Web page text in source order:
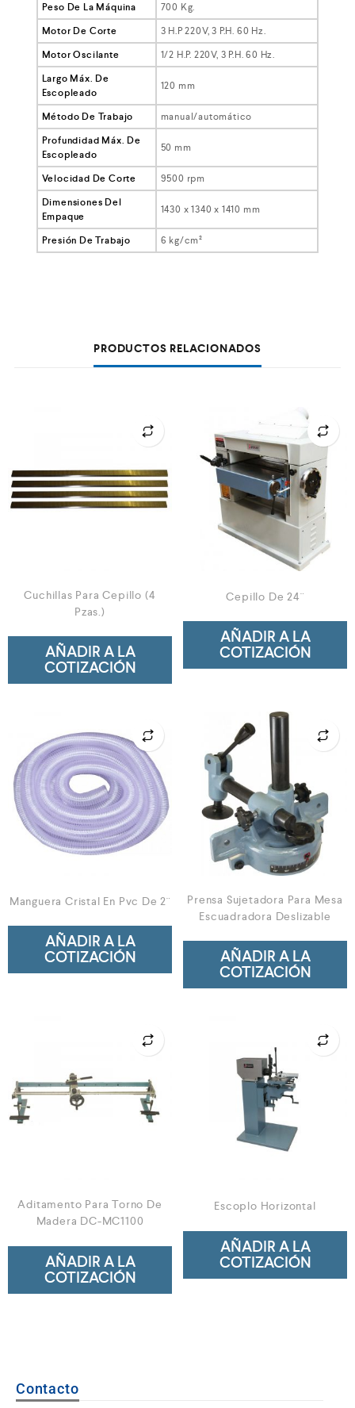
Peso De La Máquina
700 Kg.
Motor De Corte
3 H.P 220V, 3 P.H. 60 Hz.
Motor Oscilante
1/2 H.P. 220V, 3 P.H. 60 Hz.
Largo Máx. De
Escopleado
120 mm
Método De Trabajo
manual/automático
Profundidad Máx. De
Escopleado
50 mm
Velocidad De Corte
9500 rpm
Dimensiones Del
Empaque
1430 x 1340 x 1410 mm
Presión De Trabajo 6 kg/cm²
PRODUCTOS RELACIONADOS
Cuchillas Para Cepillo (4
Pzas.)
AÑADIR A LA
COTIZACIÓN
Cepillo De 24¨
AÑADIR A LA
COTIZACIÓN
Manguera Cristal En Pvc De 2¨
AÑADIR A LA
COTIZACIÓN
Prensa Sujetadora Para Mesa
Escuadradora Deslizable
AÑADIR A LA
COTIZACIÓN
Aditamento Para Torno De
Madera DC-MC1100
AÑADIR A LA
COTIZACIÓN
Escoplo Horizontal
AÑADIR A LA
COTIZACIÓN
Contacto